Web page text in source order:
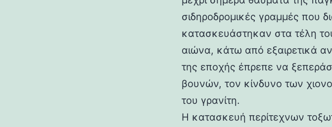
σιδηροδρομικές γραμμές που
κατασκευάστηκαν στα τέλη
αιώνα, κάτω από εξαιρετικά
της εποχής έπρεπε να
βουνών, τον κίνδυνο των
του γρανίτη.
Η κατασκευή περίτεχνων